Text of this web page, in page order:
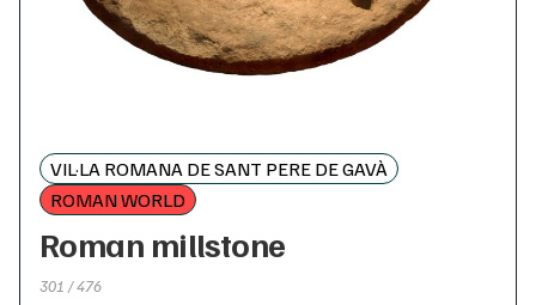
VIL·LA ROMANA DE SANT PERE DE GAVÀ
ROMAN WORLD
Roman millstone
301 / 476